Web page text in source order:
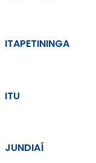
ITAPETININGA
ITU
JUNDIAÍ